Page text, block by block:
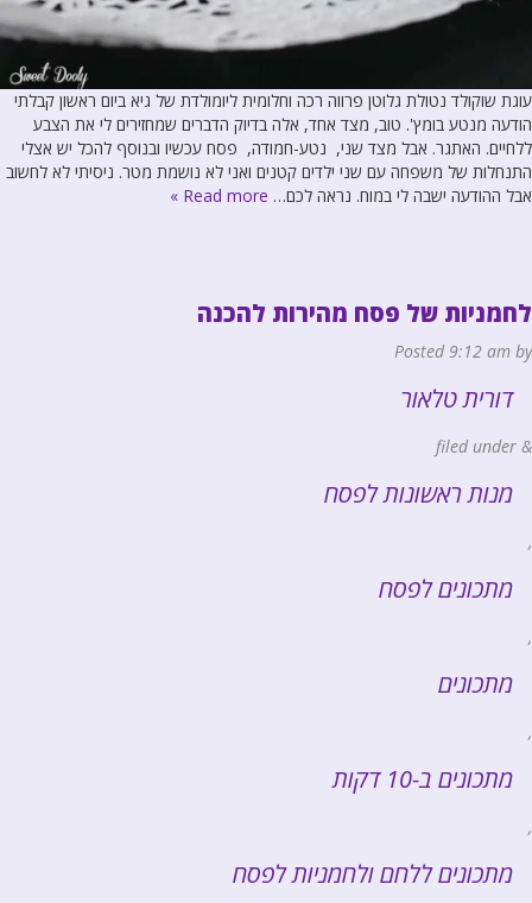
עוגת שוקולד נטולת גלוטן פרווה רכה וחלומית ליומולדת של גיא ביום ראשון קבלתי
הודעה מנטע בומץ'. טוב, מצד אחד, אלה בדיוק הדברים שמחזירים לי את הצבע
ללחיים. האתגר. אבל מצד שני, נטע-חמודה, פסח עכשיו ובנוסף להכל יש אצלי
התנחלות של משפחה עם שני ילדים קטנים ואני לא נושמת מטר. ניסיתי לא לחשוב
אבל ההודעה ישבה לי במוח. נראה לכם… Read more »
לחמניות של פסח מהירות להכנה
Posted 9:12 am by
דורית טלאור
&
מנות ראשונות לפסח
,
מתכונים לפסח
,
מתכונים
,
מתכונים ב-10 דקות
,
מתכונים ללחם ולחמניות לפסח